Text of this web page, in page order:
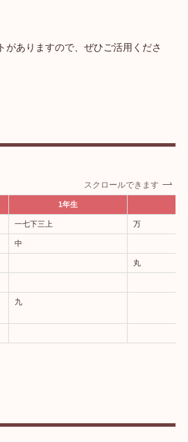
がありますので、ぜひご活用くださ
スクロールできます
1年生
一七下三上 万
中
丸
九